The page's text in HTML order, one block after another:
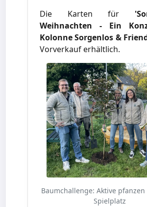
Die Karten für
Weihnachten - Ein
Kolonne Sorgenlos &
Vorverkauf erhältlich.
Baumchallenge: Aktive pfanzen
Spielplatz